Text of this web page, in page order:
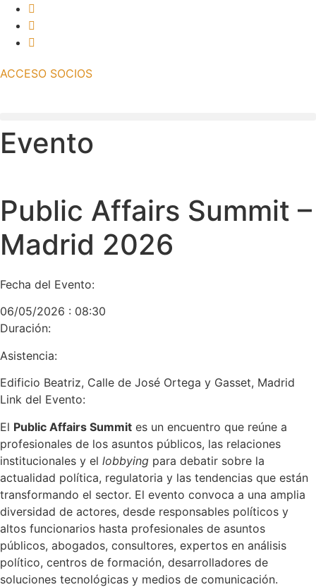
contenido
ACCESO SOCIOS
Evento
Public Affairs Summit –
Madrid 2026
Fecha del Evento:
06/05/2026 : 08:30
Duración:
Asistencia:
Edificio Beatriz, Calle de José Ortega y Gasset, Madrid
Link del Evento:
El Public Affairs Summit es un encuentro que reúne a
profesionales de los asuntos públicos, las relaciones
institucionales y el lobbying para debatir sobre la
actualidad política, regulatoria y las tendencias que están
transformando el sector. El evento convoca a una amplia
diversidad de actores, desde responsables políticos y
altos funcionarios hasta profesionales de asuntos
públicos, abogados, consultores, expertos en análisis
político, centros de formación, desarrolladores de
soluciones tecnológicas y medios de comunicación.